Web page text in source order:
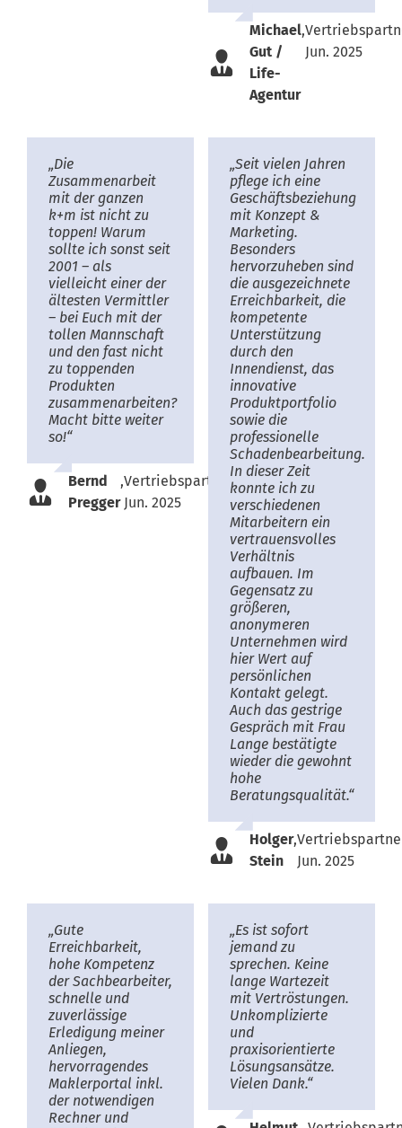
Michael
Gut /
Life-
Agentur
,
Jun. 2025
„Die
Zusammenarbeit
mit der ganzen
k+m ist nicht zu
toppen! Warum
sollte ich sonst seit
2001 – als
vielleicht einer der
ältesten Vermittler
– bei Euch mit der
tollen Mannschaft
und den fast nicht
zu toppenden
Produkten
zusammenarbeiten?
Macht bitte weiter
so!“
Bernd
Pregger
,Vertriebspartner,
Jun. 2025
„Seit vielen Jahren
pflege ich eine
Geschäftsbeziehung
mit Konzept &
Marketing.
Besonders
hervorzuheben sind
die ausgezeichnete
Erreichbarkeit, die
kompetente
Unterstützung
durch den
Innendienst, das
innovative
Produktportfolio
sowie die
professionelle
Schadenbearbeitung.
In dieser Zeit
konnte ich zu
verschiedenen
Mitarbeitern ein
vertrauensvolles
Verhältnis
aufbauen. Im
Gegensatz zu
größeren,
anonymeren
Unternehmen wird
hier Wert auf
persönlichen
Kontakt gelegt.
Auch das gestrige
Gespräch mit Frau
Lange bestätigte
wieder die gewohnt
hohe
Beratungsqualität.“
Holger
Stein
,
Jun. 2025
„Gute
Erreichbarkeit,
hohe Kompetenz
der Sachbearbeiter,
schnelle und
zuverlässige
Erledigung meiner
Anliegen,
hervorragendes
Maklerportal inkl.
der notwendigen
Rechner und
„Es ist sofort
jemand zu
sprechen. Keine
lange Wartezeit
mit Vertröstungen.
Unkomplizierte
und
praxisorientierte
Lösungsansätze.
Vielen Dank.“